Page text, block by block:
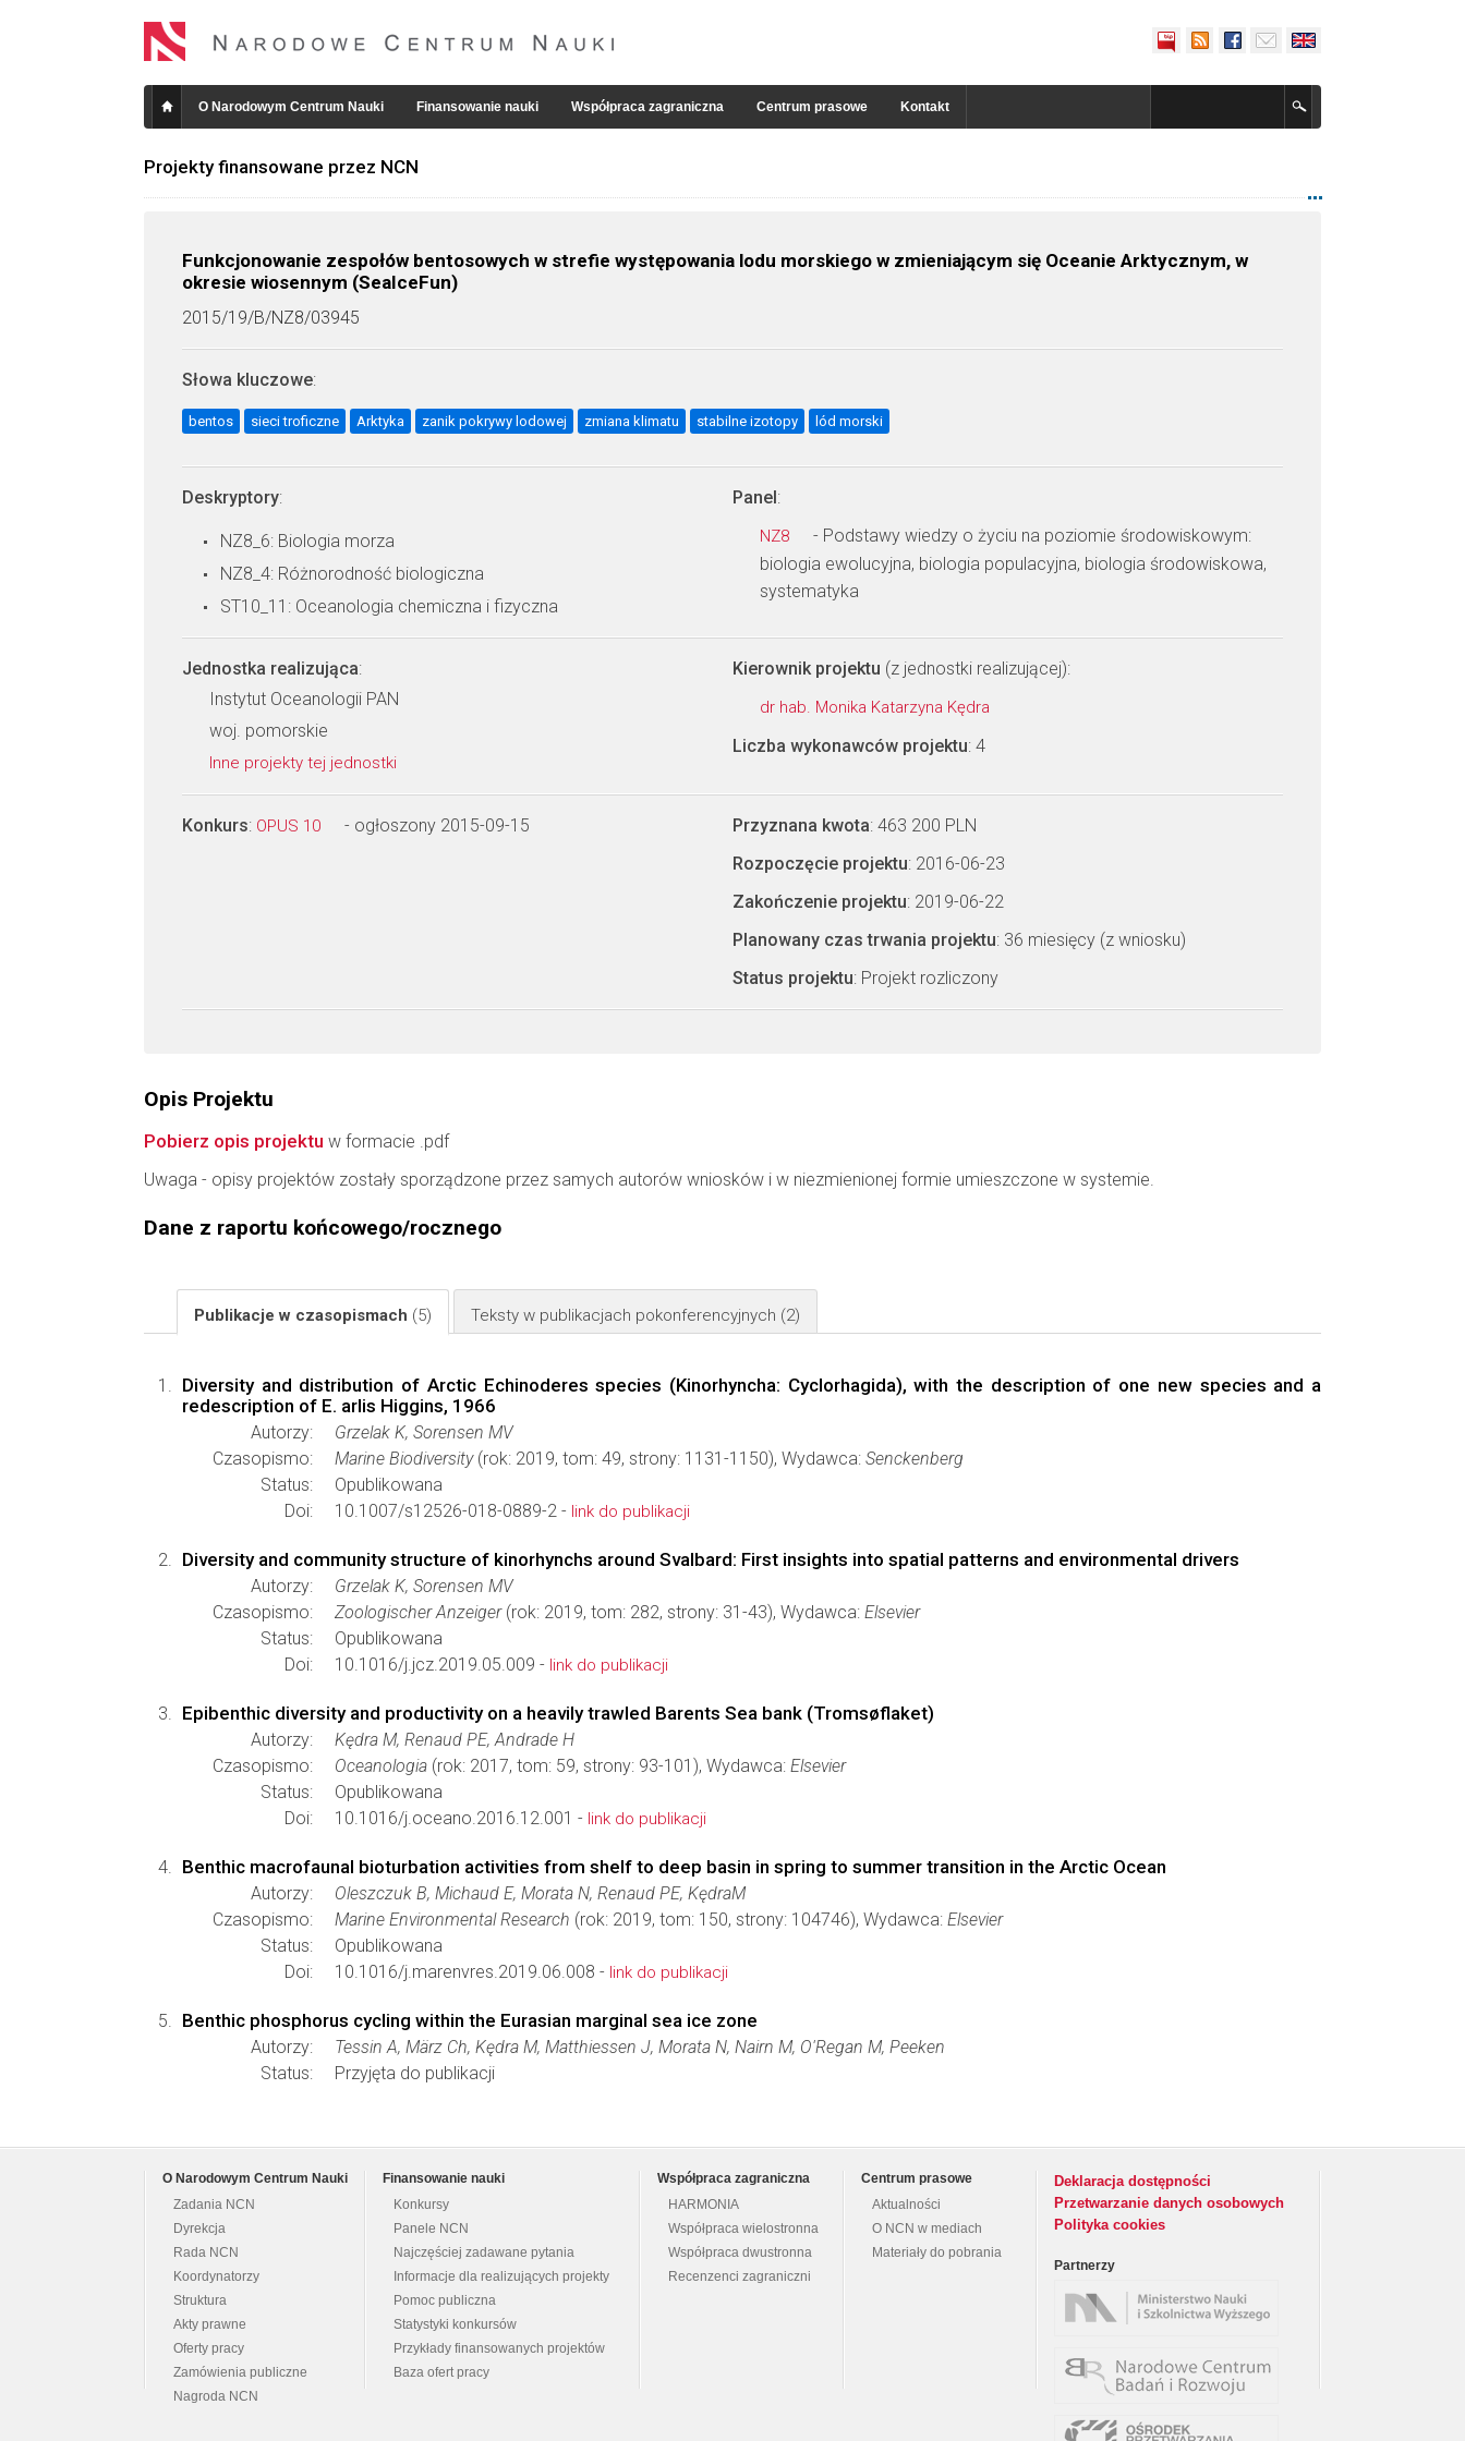
O Narodowym Centrum Nauki Finansowanie nauki Współpraca zagraniczna Centrum prasowe Kontakt
Projekty finansowane przez NCN
Funkcjonowanie zespołów bentosowych w strefie występowania lodu morskiego w zmieniającym się Oceanie Arktycznym, w
okresie wiosennym (SeaIceFun)
2015/19/B/NZ8/03945
Słowa kluczowe:
bentos sieci troficzne Arktyka zanik pokrywy lodowej zmiana klimatu stabilne izotopy lód morski
Deskryptory:
NZ8_6: Biologia morza
NZ8_4: Różnorodność biologiczna
ST10_11: Oceanologia chemiczna i fizyczna
Panel:
NZ8
- Podstawy wiedzy o życiu na poziomie środowiskowym:
biologia ewolucyjna, biologia populacyjna, biologia środowiskowa,
systematyka
Jednostka realizująca:
Instytut Oceanologii PAN
woj. pomorskie
Inne projekty tej jednostki
Kierownik projektu (z jednostki realizującej):
dr hab. Monika Katarzyna Kędra
Liczba wykonawców projektu: 4
Konkurs: OPUS 10 - ogłoszony 2015-09-15 Przyznana kwota: 463 200 PLN
Rozpoczęcie projektu: 2016-06-23
Zakończenie projektu: 2019-06-22
Planowany czas trwania projektu: 36 miesięcy (z wniosku)
Status projektu: Projekt rozliczony
Opis Projektu
Pobierz opis projektu w formacie .pdf
Uwaga - opisy projektów zostały sporządzone przez samych autorów wniosków i w niezmienionej formie umieszczone w systemie.
Dane z raportu końcowego/rocznego
Publikacje w czasopismach (5) Teksty w publikacjach pokonferencyjnych (2)
Diversity and distribution of Arctic Echinoderes species (Kinorhyncha: Cyclorhagida), with the description of one new species and a
redescription of E. arlis Higgins, 1966
Autorzy:
Grzelak K, Sorensen MV
Czasopismo:
Marine Biodiversity(rok: 2019, tom: 49, strony: 1131-1150), Wydawca: Senckenberg
Status:
Opublikowana
Doi:
10.1007/s12526-018-0889-2 - link do publikacji
Diversity and community structure of kinorhynchs around Svalbard: First insights into spatial patterns and environmental drivers
Autorzy:
Grzelak K, Sorensen MV
Czasopismo:
Zoologischer Anzeiger(rok: 2019, tom: 282, strony: 31-43), Wydawca: Elsevier
Status:
Opublikowana
Doi:
10.1016/j.jcz.2019.05.009 - link do publikacji
Epibenthic diversity and productivity on a heavily trawled Barents Sea bank (Tromsøflaket)
Autorzy:
Kędra M, Renaud PE, Andrade H
Czasopismo:
Oceanologia (rok: 2017, tom: 59, strony: 93-101), Wydawca: Elsevier
Status:
Opublikowana
Doi:
10.1016/j.oceano.2016.12.001 - link do publikacji
Benthic macrofaunal bioturbation activities from shelf to deep basin in spring to summer transition in the Arctic Ocean
Autorzy:
Oleszczuk B, Michaud E, Morata N, Renaud PE, KędraM
Czasopismo:
Marine Environmental Research (rok: 2019, tom: 150, strony: 104746), Wydawca: Elsevier
Status:
Opublikowana
Doi:
10.1016/j.marenvres.2019.06.008 - link do publikacji
Benthic phosphorus cycling within the Eurasian marginal sea ice zone
Autorzy:
Tessin A, März Ch, Kędra M, Matthiessen J, Morata N, Nairn M, O'Regan M, Peeken
Status:
Przyjęta do publikacji
O Narodowym Centrum Nauki
Zadania NCN
Dyrekcja
Rada NCN
Koordynatorzy
Struktura
Akty prawne
Oferty pracy
Zamówienia publiczne
Nagroda NCN
Finansowanie nauki
Konkursy
Panele NCN
Najczęściej zadawane pytania
Informacje dla realizujących projekty
Pomoc publiczna
Statystyki konkursów
Przykłady finansowanych projektów
Baza ofert pracy
Współpraca zagraniczna
HARMONIA
Współpraca wielostronna
Współpraca dwustronna
Recenzenci zagraniczni
Centrum prasowe
Aktualności
O NCN w mediach
Materiały do pobrania
Deklaracja dostępności
Przetwarzanie danych osobowych
Polityka cookies
Partnerzy